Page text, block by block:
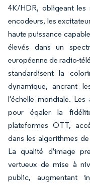
4K/HDR, obligeant les
encodeurs, les
haute puissance
élevés dans un
européenne de radio-
standardisent la
dynamique, ancrant
l'échelle mondiale.
pour égaler la
plateformes OTT,
dans les algorithmes
La qualité d'image
vertueux de mise à
public, augmentant